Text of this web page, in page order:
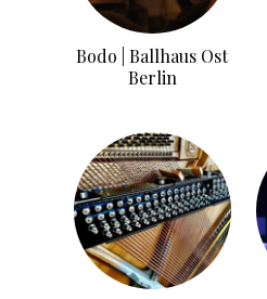
Bodo | Ballhaus Ost
Berlin